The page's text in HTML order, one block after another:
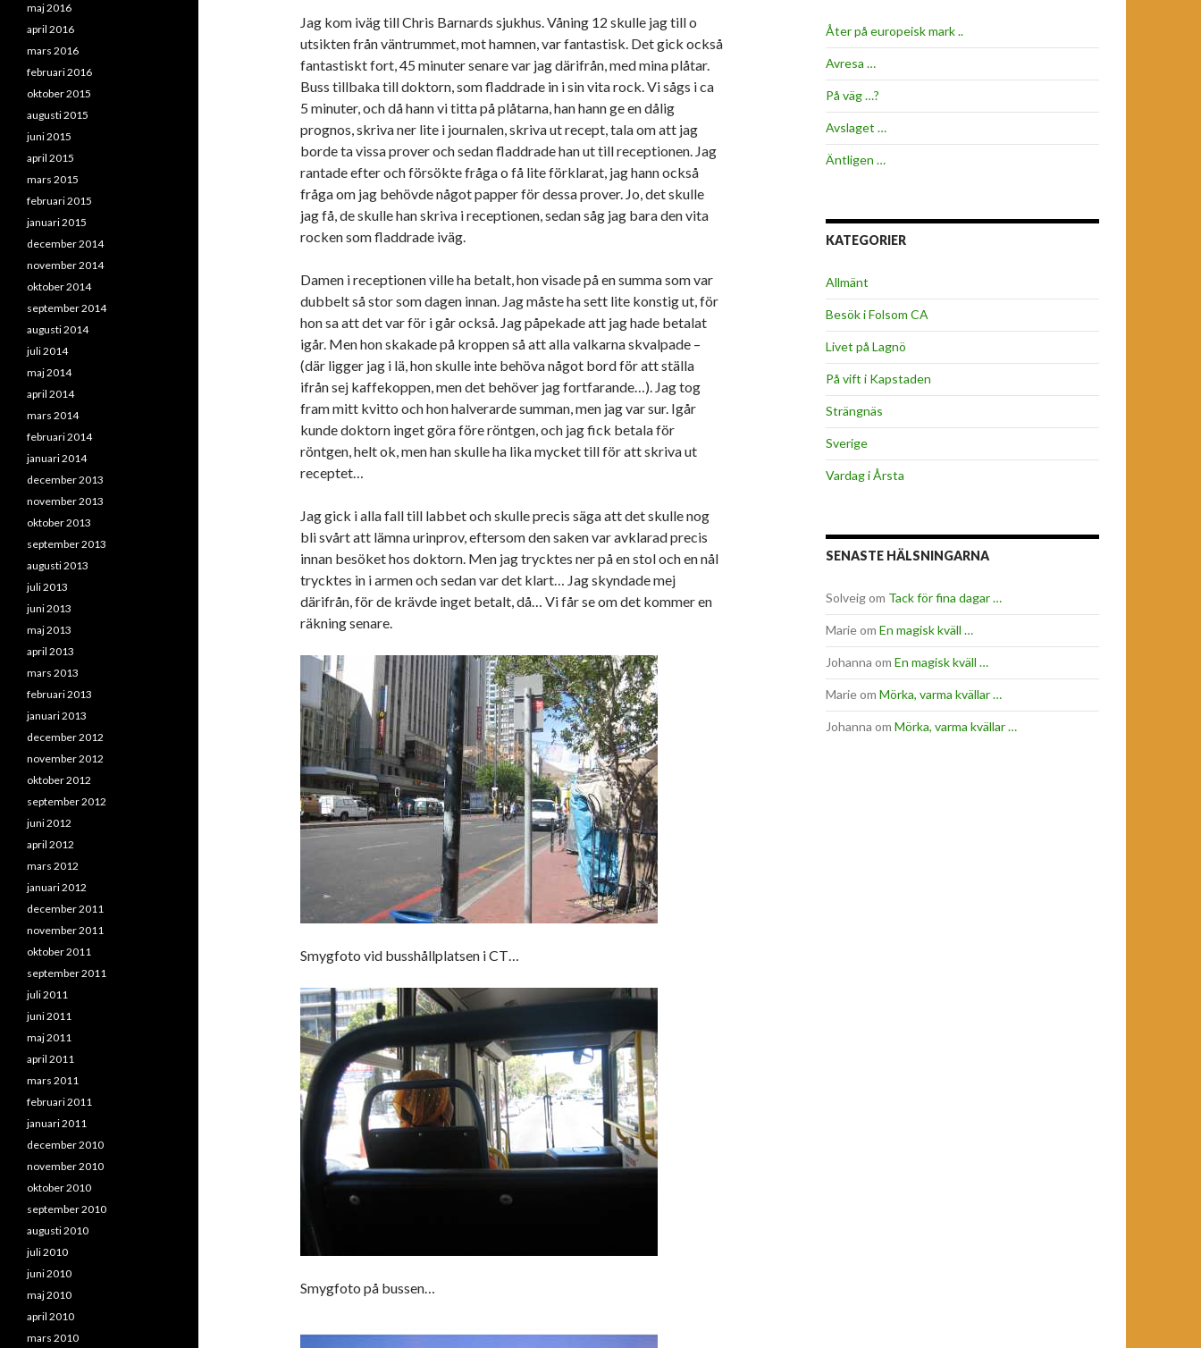
Jag kom iväg till Chris Barnards sjukhus. Våning 12 skulle jag till o
utsikten från väntrummet, mot hamnen, var fantastisk. Det gick också
fantastiskt fort, 45 minuter senare var jag därifrån, med mina plåtar.
Buss tillbaka till doktorn, som fladdrade in i sin vita rock. Vi sågs i ca
5 minuter, och då hann vi titta på plåtarna, han hann ge en dålig
prognos, skriva ner lite i journalen, skriva ut recept, tala om att jag
borde ta vissa prover och sedan fladdrade han ut till receptionen. Jag
rantade efter och försökte fråga o få lite förklarat, jag hann också
fråga om jag behövde något papper för dessa prover. Jo, det skulle
jag få, de skulle han skriva i receptionen, sedan såg jag bara den vita
rocken som fladdrade iväg.
Damen i receptionen ville ha betalt, hon visade på en summa som var
dubbelt så stor som dagen innan. Jag måste ha sett lite konstig ut, för
hon sa att det var för i går också. Jag påpekade att jag hade betalat
igår. Men hon skakade på kroppen så att alla valkarna skvalpade –
(där ligger jag i lä, hon skulle inte behöva något bord för att ställa
ifrån sej kaffekoppen, men det behöver jag fortfarande…). Jag tog
fram mitt kvitto och hon halverarde summan, men jag var sur. Igår
kunde doktorn inget göra före röntgen, och jag fick betala för
röntgen, helt ok, men han skulle ha lika mycket till för att skriva ut
receptet…
Jag gick i alla fall till labbet och skulle precis säga att det skulle nog
bli svårt att lämna urinprov, eftersom den saken var avklarad precis
innan besöket hos doktorn. Men jag trycktes ner på en stol och en nål
trycktes in i armen och sedan var det klart… Jag skyndade mej
därifrån, för de krävde inget betalt, då… Vi får se om det kommer en
räkning senare.
Smygfoto vid busshållplatsen i CT…
Smygfoto på bussen…
Åter på europeisk mark ..
Avresa …
På väg …?
Avslaget …
Äntligen …
KATEGORIER
Allmänt
Besök i Folsom CA
Livet på Lagnö
På vift i Kapstaden
Strängnäs
Sverige
Vardag i Årsta
SENASTE HÄLSNINGARNA
Solveigom Tack för fina dagar …
Marieom En magisk kväll …
Johanna om En magisk kväll …
Marieom Mörka, varma kvällar …
Johanna om Mörka, varma kvällar …
maj 2016
april 2016
mars 2016
februari 2016
oktober 2015
augusti 2015
juni 2015
april 2015
mars 2015
februari 2015
januari 2015
december 2014
november 2014
oktober 2014
september 2014
augusti 2014
juli 2014
maj 2014
april 2014
mars 2014
februari 2014
januari 2014
december 2013
november 2013
oktober 2013
september 2013
augusti 2013
juli 2013
juni 2013
maj 2013
april 2013
mars 2013
februari 2013
januari 2013
december 2012
november 2012
oktober 2012
september 2012
juni 2012
april 2012
mars 2012
januari 2012
december 2011
november 2011
oktober 2011
september 2011
juli 2011
juni 2011
maj 2011
april 2011
mars 2011
februari 2011
januari 2011
december 2010
november 2010
oktober 2010
september 2010
augusti 2010
juli 2010
juni 2010
maj 2010
april 2010
mars 2010